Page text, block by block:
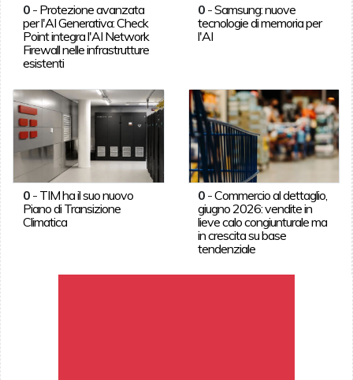
0- Protezione avanzata
per l'AI Generativa: Check
Point integra l'AI Network
Firewall nelle infrastrutture
esistenti
0 -Samsung: nuove
tecnologie di memoria per
l'AI
0- TIM ha il suo nuovo
Piano di Transizione
Climatica
0 -Commercio al dettaglio,
giugno 2026: vendite in
lieve calo congiunturale ma
in crescita su base
tendenziale